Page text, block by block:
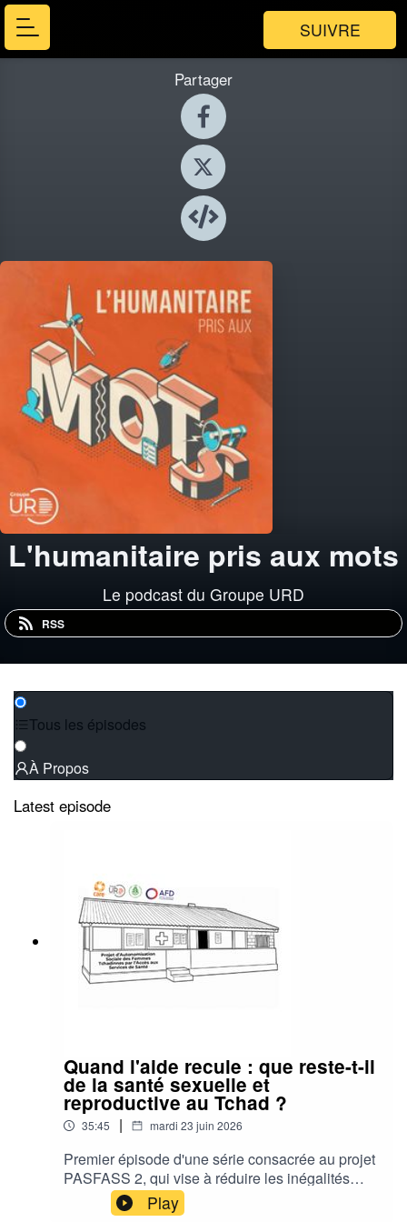
SUIVRE
Partager
L'humanitaire pris aux mots
Le podcast du Groupe URD
RSS
Tous les épisodes
À Propos
Latest episode
Quand l'aide recule : que reste-t-il
de la santé sexuelle et
reproductive au Tchad ?
35:45 | mardi 23 juin 2026
Premier épisode d'une série consacrée au projet
PASFASS 2, qui vise à réduire les inégalités
femmes-hommes en améliorant l'accès aux
droits et à la santé sexuels et reproductifs dans
Play